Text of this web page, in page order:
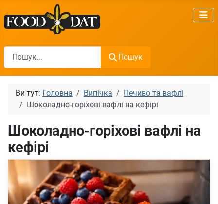
Пошук
Пошук
Ви тут: Головна Випічка
Печиво та вафлі
Шоколадно-горіхові вафлі на кефірі
Шоколадно-горіхові вафлі на
кефірі